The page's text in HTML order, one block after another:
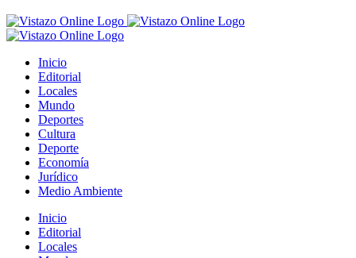
Inicio
Editorial
Locales
Mundo
Deportes
Cultura
Deporte
Economía
Jurídico
Medio Ambiente
Inicio
Editorial
Locales